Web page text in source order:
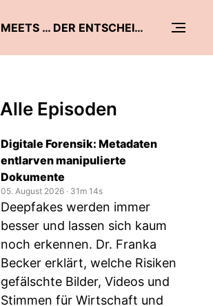
HEISE MEETS … DER ENTSCHEIDER-TALK
Alle Episoden
Digitale Forensik: Metadaten
entlarven manipulierte
Dokumente
05. August 2026 ‧ 31m 14s
Deepfakes werden immer
besser und lassen sich kaum
noch erkennen. Dr. Franka
Becker erklärt, welche Risiken
gefälschte Bilder, Videos und
Stimmen für Wirtschaft und